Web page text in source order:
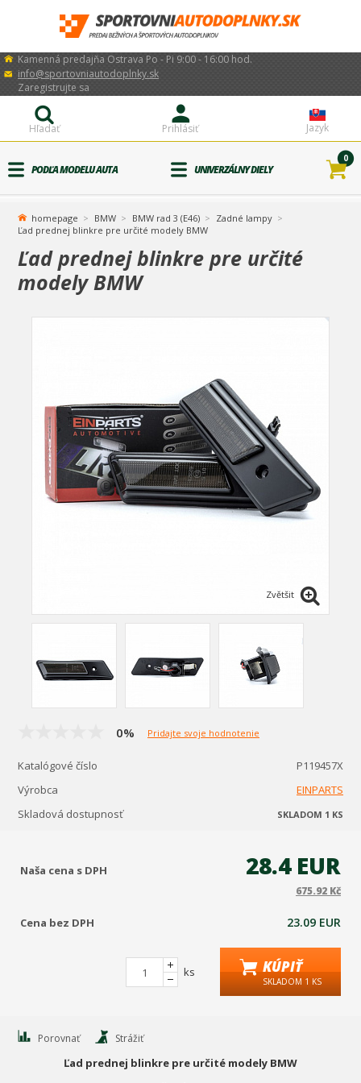
Kamenná predajňa Ostrava Po - Pi 9:00 - 16:00 hod.
info@sportovniautodoplnky.sk
Jazyk
Prihlásiť
Zaregistrujte sa
Hľadať
PODĽA MODELU AUTA UNIVERZÁLNY DIELY
0
homepage BMW BMW rad 3 (E46)
Zadné lampy
Ľad prednej blinkre pre určité modely BMW
Ľad prednej blinkre pre určité
modely BMW
Zvětšit
0% Pridajte svoje hodnotenie
Katalógové číslo
P119457X
Výrobca
EINPARTS
Skladová dostupnosť
SKLADOM 1 KS
Naša cena s DPH 28.4 EUR
675.92 Kč
Cena bez DPH 23.09 EUR
ks KÚPIŤ
SKLADOM 1 KS
Porovnať Strážiť
Ľad prednej blinkre pre určité modely BMW